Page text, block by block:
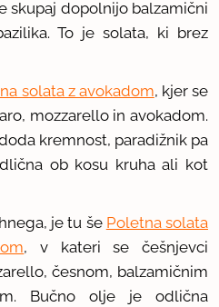
skupaj dopolnijo balzamični
To je solata, ki brez
solata z avokadom, kjer se
mozzarello in avokadom.
kremnost, paradižnik pa
ob kosu kruha ali kot
je tu še Poletna solata
, v kateri se češnjevci
česnom, balzamičnim
Bučno olje je odlična